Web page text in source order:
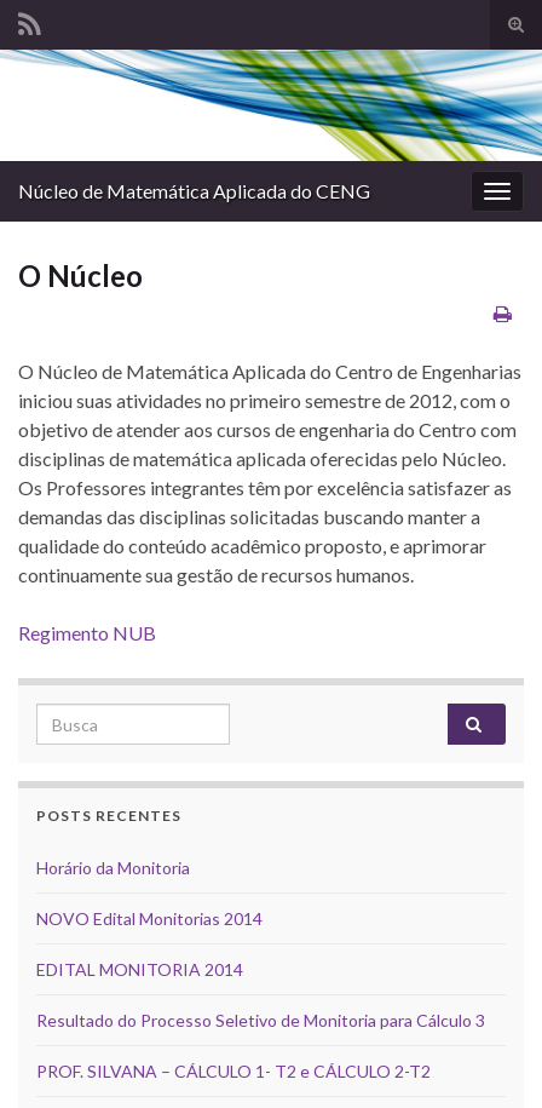
de
Search for:
Núcleo de Matemática Aplicada do CENG
O Núcleo
O Núcleo de Matemática Aplicada do Centro de Engenharias
iniciou suas atividades no primeiro semestre de 2012, com o
objetivo de atender aos cursos de engenharia do Centro com
disciplinas de matemática aplicada oferecidas pelo Núcleo.
Os Professores integrantes têm por excelência satisfazer as
demandas das disciplinas solicitadas buscando manter a
qualidade do conteúdo acadêmico proposto, e aprimorar
continuamente sua gestão de recursos humanos.
Regimento NUB
Search for:
POSTS RECENTES
Horário da Monitoria
NOVO Edital Monitorias 2014
EDITAL MONITORIA 2014
Resultado do Processo Seletivo de Monitoria para Cálculo 3
PROF. SILVANA – CÁLCULO 1- T2 e CÁLCULO 2-T2